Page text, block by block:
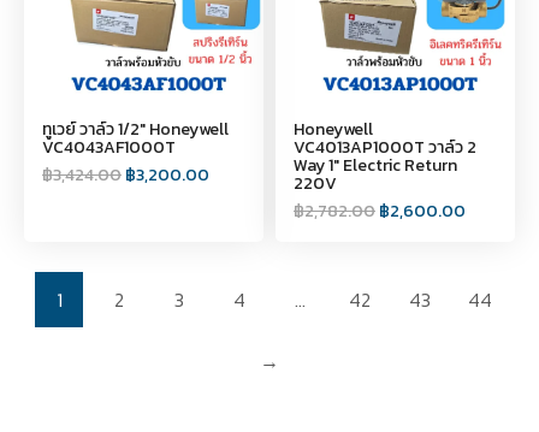
ทูเวย์ วาล์ว 1/2" Honeywell
VC4043AF1000T
฿3,424.00฿3,200.00
Honeywell
VC4013AP1000T วาล์ว 2
Way 1" Electric Return
220V
฿2,782.00฿2,600.00
1 2 3 4 … 42 43 44
→